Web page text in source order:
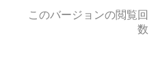
このバージョンの閲覧回
数